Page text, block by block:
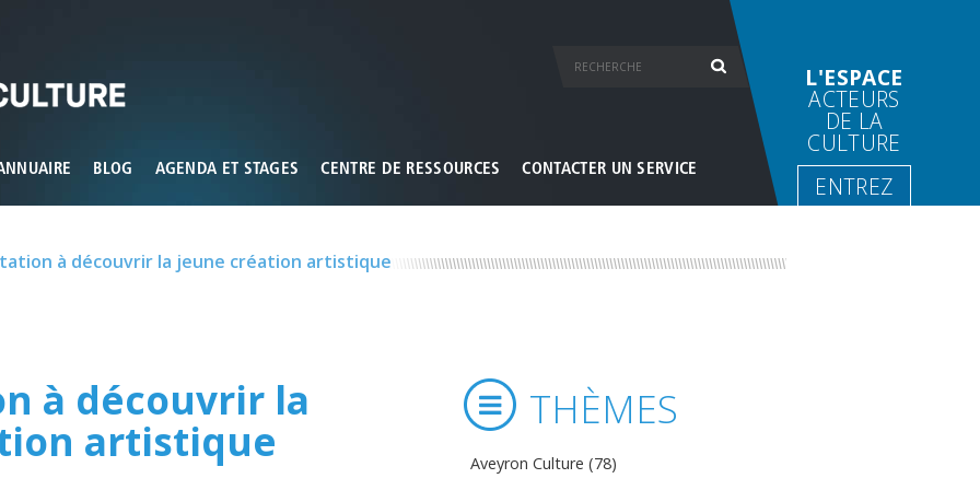
BLOG AGENDA ET STAGES CENTRE DE RESSOURCES
L'ESPACE
ACTEURS
DE LA
CULTURE
ENTREZ
CONTACTER UN SERVICE
à découvrir la jeune création artistique
à découvrir la
artistique
THÈMES
Aveyron Culture (78)